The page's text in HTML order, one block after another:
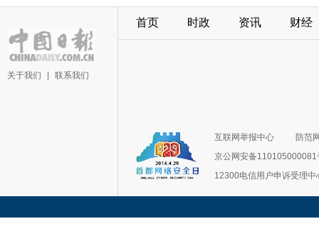
关于我们 联系我们
首页 时政 资讯 财经
互联网举报中心
防范
京公网安备110105000081
12300电信用户申诉受理中